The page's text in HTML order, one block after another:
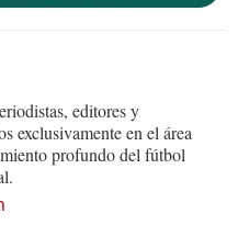
editores y
exclusivamente en el área
profundo del fútbol